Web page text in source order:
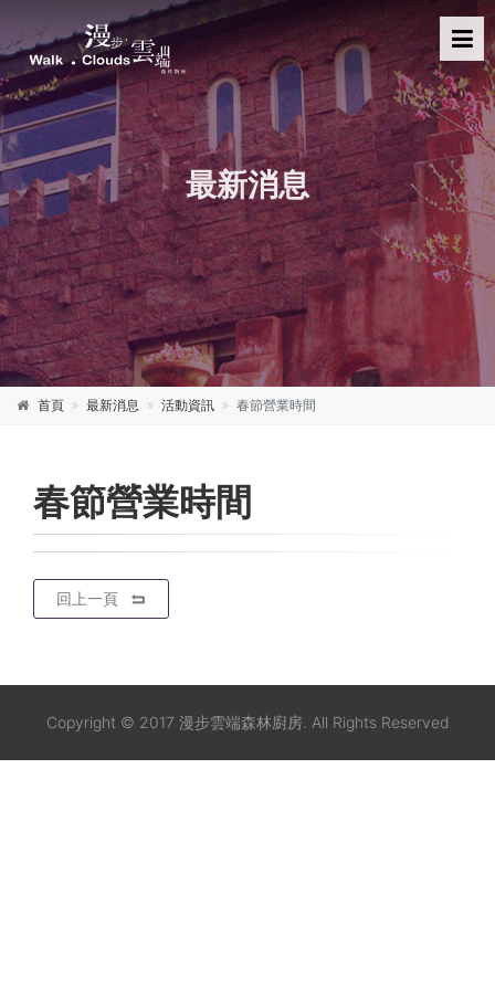
最新消息
首頁 最新消息 活動資訊 春節營業時間
春節營業時間
回上一頁
Copyright © 2017 漫步雲端森林廚房. All Rights Reserved